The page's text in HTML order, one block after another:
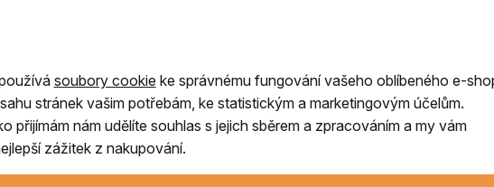
50 cm
ručněvyráběn s důrazem na kvalitu,
využíváme přírodní materiály inspirované
soubory cookie ke správnému fungování vašeho oblíbeného e-
stránek vašim potřebám, ke statistickým a marketingovým účelům.
přijímám nám udělíte souhlas s jejich sběrem a zpracováním a my vám
zážitek z nakupování.